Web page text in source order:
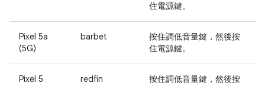
住電源鍵。
Pixel 5a
(5G)
barbet 按住調低音量鍵，然後按
住電源鍵。
Pixel 5 redfin 按住調低音量鍵，然後按